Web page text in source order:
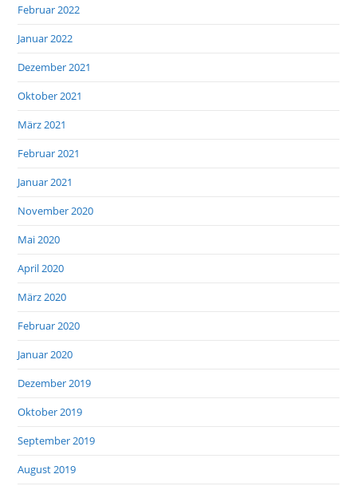
Februar 2022
Januar 2022
Dezember 2021
Oktober 2021
März 2021
Februar 2021
Januar 2021
November 2020
Mai 2020
April 2020
März 2020
Februar 2020
Januar 2020
Dezember 2019
Oktober 2019
September 2019
August 2019